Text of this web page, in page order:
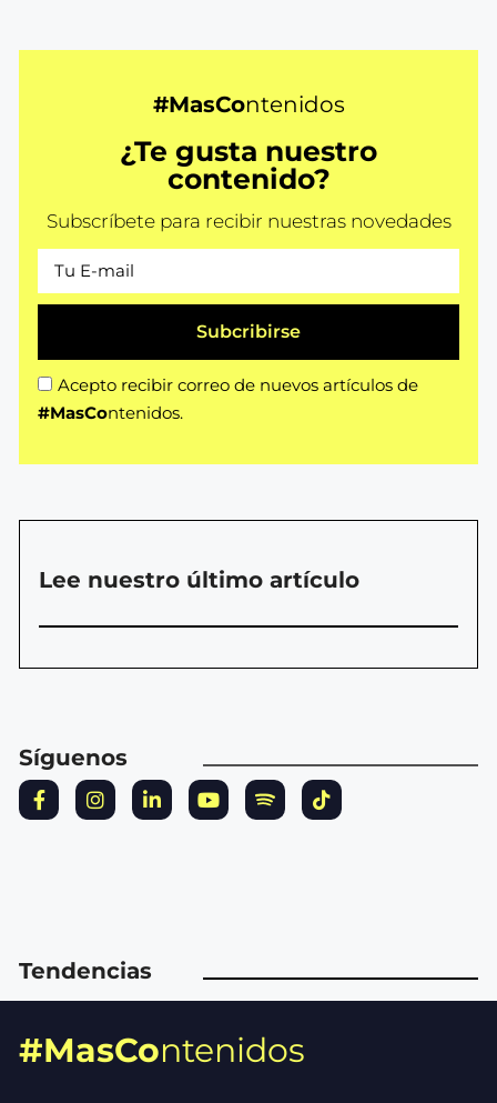
#MasContenidos
¿Te gusta nuestro
contenido?
Subscríbete para recibir nuestras novedades
Acepto recibir correo de nuevos artículos de
#MasContenidos.
Subcribirse
Lee nuestro último artículo
Síguenos
Tendencias
#MasContenidos